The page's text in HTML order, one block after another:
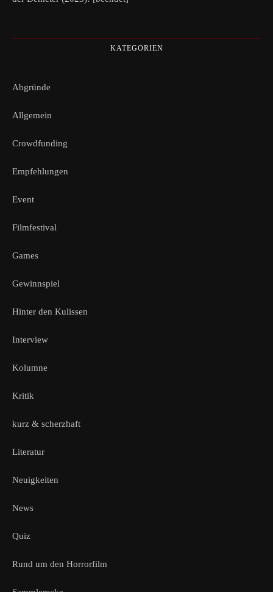
KATEGORIEN
Abgründe
Allgemein
Crowdfunding
Empfehlungen
Event
Filmfestival
Games
Gewinnspiel
Hinter den Kulissen
Interview
Kolumne
Kritik
kurz & scherzhaft
Literatur
Neuigkeiten
News
Quiz
Rund um den Horrorfilm